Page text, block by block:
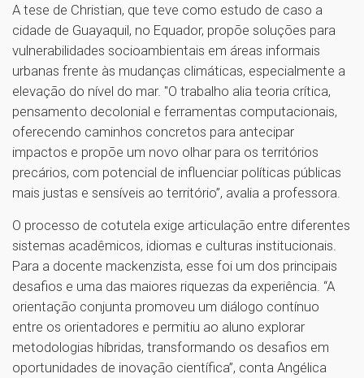
A tese de Christian, que teve como estudo de caso a
cidade de Guayaquil, no Equador, propõe soluções para
vulnerabilidades socioambientais em áreas informais
urbanas frente às mudanças climáticas, especialmente a
elevação do nível do mar. "O trabalho alia teoria crítica,
pensamento decolonial e ferramentas computacionais,
oferecendo caminhos concretos para antecipar
impactos e propõe um novo olhar para os territórios
precários, com potencial de influenciar políticas públicas
mais justas e sensíveis ao território”, avalia a professora.
O processo de cotutela exige articulação entre diferentes
sistemas acadêmicos, idiomas e culturas institucionais.
Para a docente mackenzista, esse foi um dos principais
desafios e uma das maiores riquezas da experiência. “A
orientação conjunta promoveu um diálogo contínuo
entre os orientadores e permitiu ao aluno explorar
metodologias híbridas, transformando os desafios em
oportunidades de inovação científica”, conta Angélica